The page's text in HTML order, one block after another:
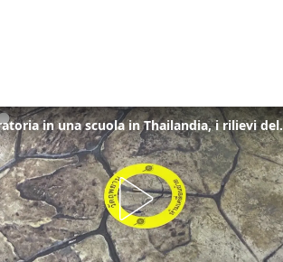
Sparatoria in